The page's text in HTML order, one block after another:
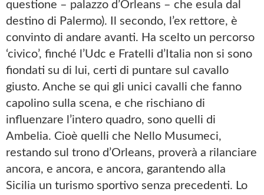
questione – palazzo d’Orleans – che esula dal
destino di Palermo). Il secondo, l’ex rettore, è
convinto di andare avanti. Ha scelto un percorso
‘civico’, finché l’Udc e Fratelli d’Italia non si sono
fiondati su di lui, certi di puntare sul cavallo
giusto. Anche se qui gli unici cavalli che fanno
capolino sulla scena, e che rischiano di
influenzare l’intero quadro, sono quelli di
Ambelia. Cioè quelli che Nello Musumeci,
restando sul trono d’Orleans, proverà a rilanciare
ancora, e ancora, e ancora, garantendo alla
Sicilia un turismo sportivo senza precedenti. Lo